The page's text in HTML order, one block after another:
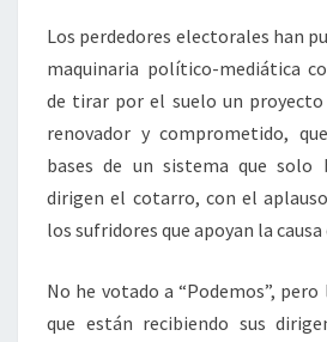
Los perdedores electorales han
maquinaria político-mediática
de tirar por el suelo un proyecto
renovador y comprometido,
bases de un sistema que solo
dirigen el cotarro, con el
los sufridores que apoyan la causa
No he votado a “Podemos”,
que están recibiendo sus